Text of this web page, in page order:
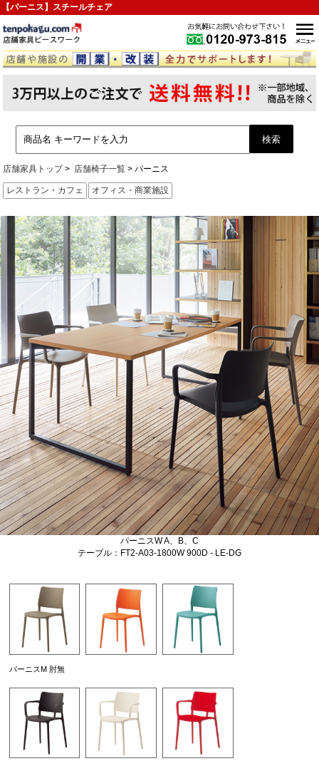
【パーニス】スチールチェア
店舗家具トップ 店舗椅子一覧 パーニス
レストラン・カフェ オフィス・商業施設
パーニスW A、B、C
テーブル：FT2-A03-1800W 900D - LE-DG
パーニスM 肘無